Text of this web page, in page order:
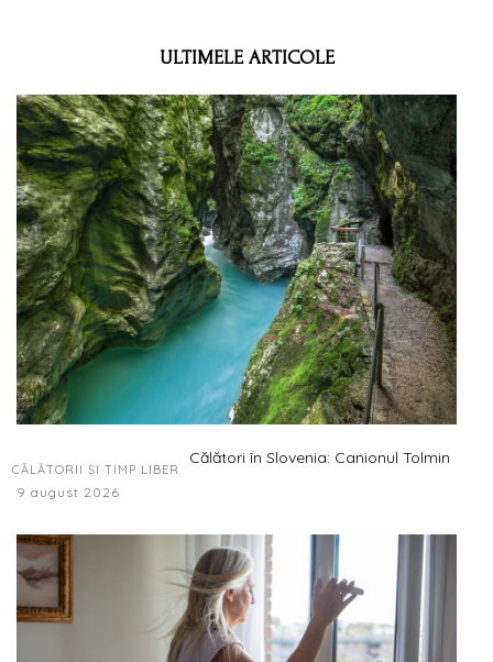
ULTIMELE ARTICOLE
CĂLĂTORII ȘI TIMP LIBER
Călători în Slovenia: Canionul Tolmin
9 august 2026